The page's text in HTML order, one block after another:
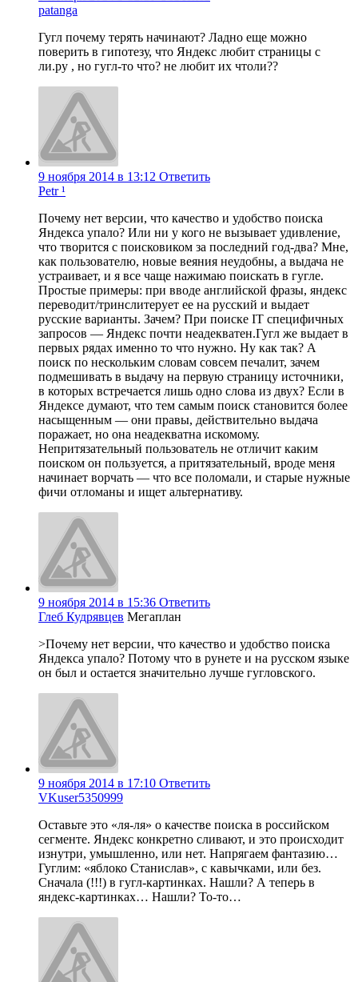
patanga
Гугл почему терять начинают? Ладно еще можно
поверить в гипотезу, что Яндекс любит страницы с
ли.ру , но гугл-то что? не любит их чтоли??
9 ноября 2014 в 13:12 Ответить
Petr ¹
Почему нет версии, что качество и удобство поиска
Яндекса упало? Или ни у кого не вызывает удивление,
что творится с поисковиком за последний год-два? Мне,
как пользователю, новые веяния неудобны, а выдача не
устраивает, и я все чаще нажимаю поискать в гугле.
Простые примеры: при вводе английской фразы, яндекс
переводит/тринслитерует ее на русский и выдает
русские варианты. Зачем? При поиске IT специфичных
запросов — Яндекс почти неадекватен.Гугл же выдает в
первых рядах именно то что нужно. Ну как так? А
поиск по нескольким словам совсем печалит, зачем
подмешивать в выдачу на первую страницу источники,
в которых встречается лишь одно слова из двух? Если в
Яндексе думают, что тем самым поиск становится более
насыщенным — они правы, действительно выдача
поражает, но она неадекватна искомому.
Непритязательный пользователь не отличит каким
поиском он пользуется, а притязательный, вроде меня
начинает ворчать — что все поломали, и старые нужные
фичи отломаны и ищет альтернативу.
9 ноября 2014 в 15:36 Ответить
Глеб Кудрявцев Мегаплан
>Почему нет версии, что качество и удобство поиска
Яндекса упало? Потому что в рунете и на русском языке
он был и остается значительно лучше гугловского.
9 ноября 2014 в 17:10 Ответить
VKuser5350999
Оставьте это «ля-ля» о качестве поиска в российском
сегменте. Яндекс конкретно сливают, и это происходит
изнутри, умышленно, или нет. Напрягаем фантазию…
Гуглим: «яблоко Станислав», с кавычками, или без.
Сначала (!!!) в гугл-картинках. Нашли? А теперь в
яндекс-картинках… Нашли? То-то…